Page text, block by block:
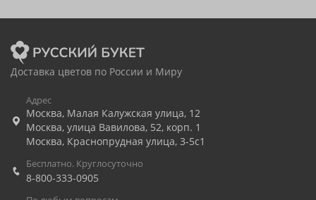
Доставка цветов по России и Миру
Адрес
Москва, Малая Калужская улица, 12
Москва, улица Вавилова, 52, корп. 1
Москва, Краснопрудная улица, 3-5с1
Бесплатно. Круглосуточно
8-800-333-0905